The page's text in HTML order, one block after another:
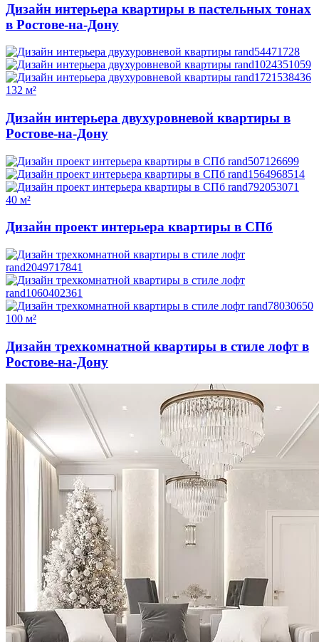
Дизайн интерьера квартиры в пастельных тонах
в Ростове-на-Дону
132 м²
Дизайн интерьера двухуровневой квартиры в
Ростове-на-Дону
40 м²
Дизайн проект интерьера квартиры в СПб
100 м²
Дизайн трехкомнатной квартиры в стиле лофт в
Ростове-на-Дону